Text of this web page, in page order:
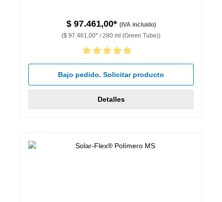
$ 97.461,00* (IVA incluido)
($ 97.461,00* / 280 ml (Green Tube))
Calificación promedio de 5 de 5 estrellas
Bajo pedido. Solicitar producto
Detalles